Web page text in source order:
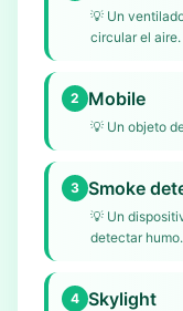
💡 Un
circular el aire.
2 Mobile
💡 Un objeto
3 Smoke
💡 Un
detectar humo.
4 Skylight